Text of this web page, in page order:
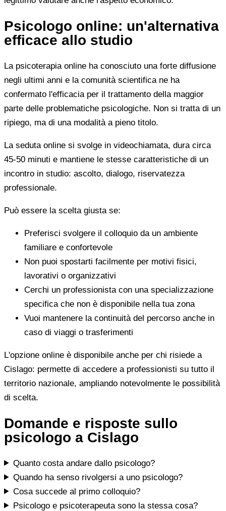
Psicologo online: un'alternativa
efficace allo studio
La psicoterapia online ha conosciuto una forte diffusione
negli ultimi anni e la comunità scientifica ne ha
confermato l'efficacia per il trattamento della maggior
parte delle problematiche psicologiche. Non si tratta di un
ripiego, ma di una modalità a pieno titolo.
La seduta online si svolge in videochiamata, dura circa
45-50 minuti e mantiene le stesse caratteristiche di un
incontro in studio: ascolto, dialogo, riservatezza
professionale.
Può essere la scelta giusta se:
Preferisci svolgere il colloquio da un ambiente
familiare e confortevole
Non puoi spostarti facilmente per motivi fisici,
lavorativi o organizzativi
Cerchi un professionista con una specializzazione
specifica che non è disponibile nella tua zona
Vuoi mantenere la continuità del percorso anche in
caso di viaggi o trasferimenti
L'opzione online è disponibile anche per chi risiede a
Cislago: permette di accedere a professionisti su tutto il
territorio nazionale, ampliando notevolmente le possibilità
di scelta.
Domande e risposte sullo
psicologo a Cislago
Quanto costa andare dallo psicologo?
Quando ha senso rivolgersi a uno psicologo?
Cosa succede al primo colloquio?
Psicologo e psicoterapeuta sono la stessa cosa?